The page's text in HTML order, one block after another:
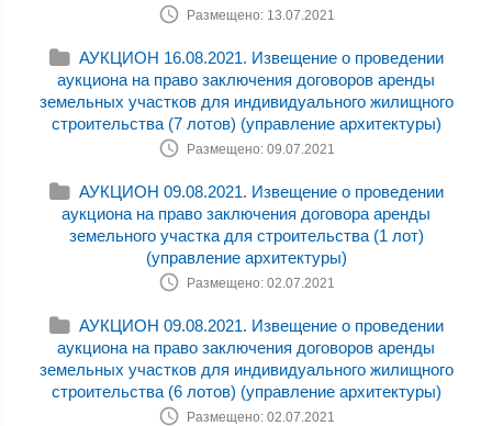
Размещено: 13.07.2021
АУКЦИОН 16.08.2021. Извещение о проведении
аукциона на право заключения договоров аренды
земельных участков для индивидуального жилищного
строительства (7 лотов) (управление архитектуры)
Размещено: 09.07.2021
АУКЦИОН 09.08.2021. Извещение о проведении
аукциона на право заключения договора аренды
земельного участка для строительства (1 лот)
(управление архитектуры)
Размещено: 02.07.2021
АУКЦИОН 09.08.2021. Извещение о проведении
аукциона на право заключения договоров аренды
земельных участков для индивидуального жилищного
строительства (6 лотов) (управление архитектуры)
Размещено: 02.07.2021